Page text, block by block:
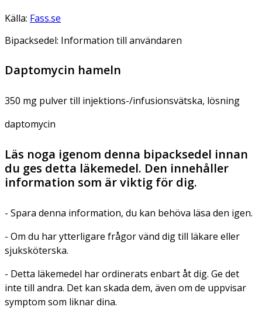
Källa: Fass.se
Bipacksedel: Information till användaren
Daptomycin hameln
350 mg pulver till injektions-/infusionsvätska, lösning
daptomycin
Läs noga igenom denna bipacksedel innan
du ges detta läkemedel. Den innehåller
information som är viktig för dig.
- Spara denna information, du kan behöva läsa den igen.
- Om du har ytterligare frågor vänd dig till läkare eller
sjuksköterska.
- Detta läkemedel har ordinerats enbart åt dig. Ge det
inte till andra. Det kan skada dem, även om de uppvisar
symptom som liknar dina.